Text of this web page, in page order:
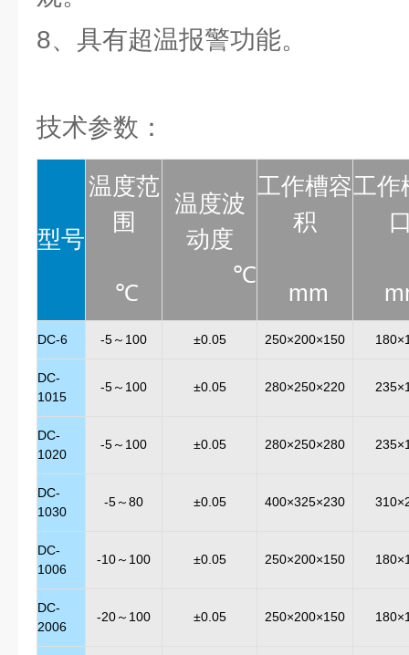
8、具有超温报警功能。
技术参数：
型号
温度范
围
℃
温度波
动度
℃
工作槽容
积
mm
工作
DC-6 -5～100 ±0.05 250×200×150
DC-
1015
-5～100 ±0.05 280×250×220
DC-
1020
-5～100 ±0.05 280×250×280
DC-
1030
-5～80 ±0.05 400×325×230
DC-
1006
-10～100 ±0.05 250×200×150
DC-
2006
-20～100 ±0.05 250×200×150